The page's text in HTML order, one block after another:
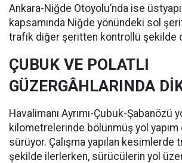
Ankara-Niğde Otoyolu’nda ise üstyapı
kapsamında Niğde yönündeki sol
trafik diğer şeritten kontrollü şekilde
ÇUBUK VE POLATLI
GÜZERGÂHLARINDA
Havalimanı Ayrımı-Çubuk-Şabanözü
kilometrelerinde bölünmüş yol yapım
sürüyor. Çalışma yapılan kesimlerde
şekilde ilerlerken, sürücülerin yol